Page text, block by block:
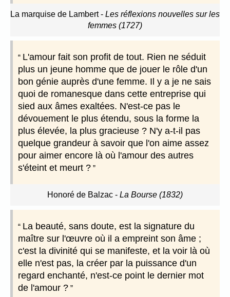
La marquise de Lambert- Les réflexions nouvelles sur les
femmes (1727)
L'amour fait son profit de tout. Rien ne séduit
plus un jeune homme que de jouer le rôle d'un
bon génie auprès d'une femme. Il y a je ne sais
quoi de romanesque dans cette entreprise qui
sied aux âmes exaltées. N'est-ce pas le
dévouement le plus étendu, sous la forme la
plus élevée, la plus gracieuse ? N'y a-t-il pas
quelque grandeur à savoir que l'on aime assez
pour aimer encore là où l'amour des autres
s'éteint et meurt ?
Honoré de Balzac - La Bourse (1832)
La beauté, sans doute, est la signature du
maître sur l'œuvre où il a empreint son âme ;
c'est la divinité qui se manifeste, et la voir là où
elle n'est pas, la créer par la puissance d'un
regard enchanté, n'est-ce point le dernier mot
de l'amour ?